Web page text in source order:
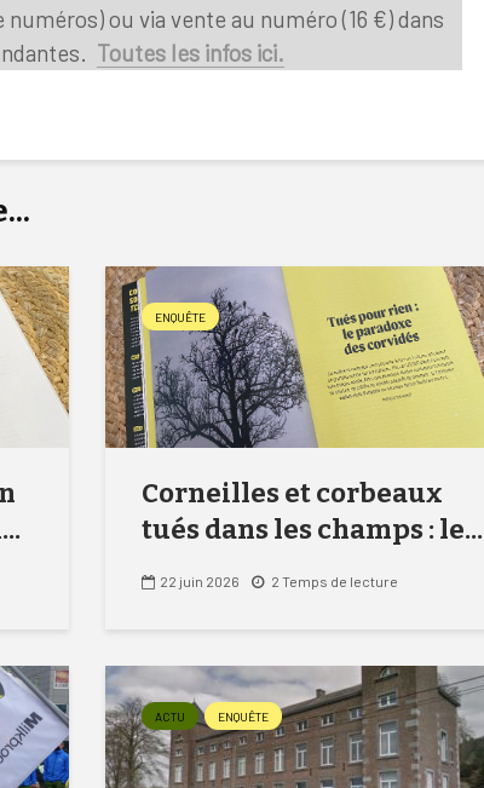
ou via vente au numéro (16 €) dans
Toutes les infos ici.
ENQUÊTE
Corneilles et corbeaux
tués dans les champs : le...
22 juin 2026 2 Temps de lecture
ACTU ENQUÊTE